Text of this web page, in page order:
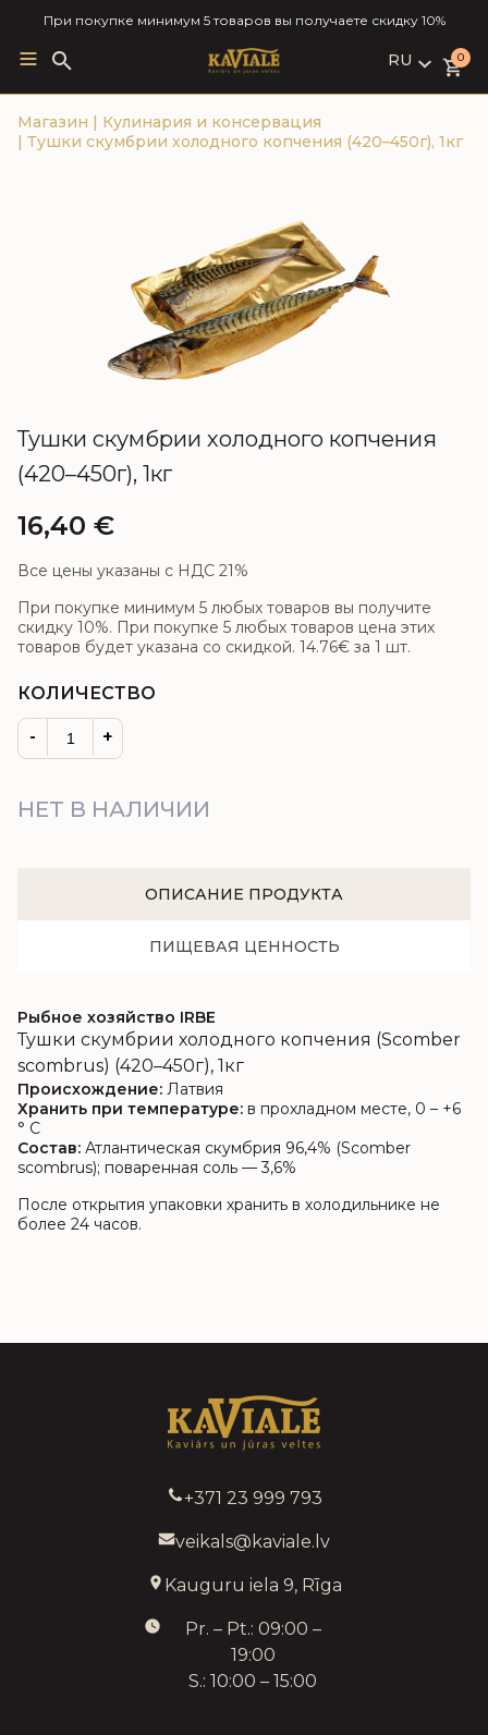
При покупке минимум 5 товаров вы получаете скидку 10%
Search
for:
RU
LV
0
Магазин | Кулинария и консервация
| Тушки скумбрии холодного копчения (420–450г), 1кг
Тушки скумбрии холодного копчения
(420–450г), 1кг
16,40 €
Все цены указаны с НДС 21%
При покупке минимум 5 любых товаров вы получите
скидку 10%. При покупке 5 любых товаров цена этих
товаров будет указана со скидкой. 14.76€ за 1 шт.
КОЛИЧЕСТВО
- +
НЕТ В НАЛИЧИИ
ОПИСАНИЕ ПРОДУКТА
ПИЩЕВАЯ ЦЕННОСТЬ
Рыбное хозяйство IRBE
Тушки скумбрии холодного копчения (Scomber
scombrus) (420–450г), 1кг
Происхождение: Латвия
Хранить при температуре: в прохладном месте, 0 – +6
° C
Состав: Атлантическая скумбрия 96,4% (Scomber
scombrus); поваренная соль — 3,6%
После открытия упаковки хранить в холодильнике не
более 24 часов.
+371 23 999 793
veikals@kaviale.lv
Kauguru iela 9, Rīga
Pr. – Pt.: 09:00 –
19:00
S.: 10:00 – 15:00